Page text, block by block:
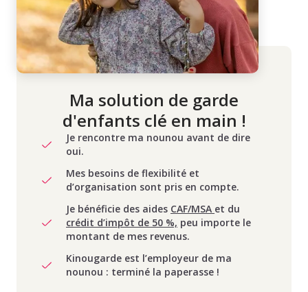
Ma solution de garde
d'enfants clé en main !
Je rencontre ma nounou avant de dire
oui.
Mes besoins de flexibilité et
d’organisation sont pris en compte.
Je bénéficie des aides CAF/MSA et du
crédit d’impôt de 50 %, peu importe le
montant de mes revenus.
Kinougarde est l’employeur de ma
nounou : terminé la paperasse !